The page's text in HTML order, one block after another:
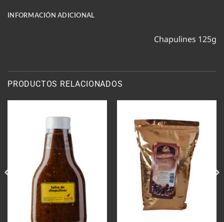
INFORMACIÓN ADICIONAL
Chapulines 125g
PRODUCTOS RELACIONADOS